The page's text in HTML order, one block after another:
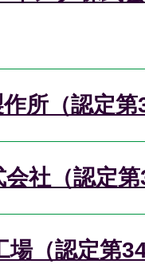
所（認定第
社（認定
場（認定第